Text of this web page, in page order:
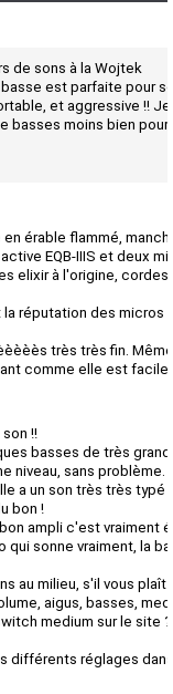
de sons à la Wojtek
est parfaite pour
et aggressive !! Je
basses moins bien pour
érable flammé,
EQB-IIIS et deux
elixir à l'origine,
réputation des micros
très très fin.
comme elle est facile
!!
basses de très
niveau, sans problème.
a un son très très typé
bon !
ampli c'est vraiment
qui sonne vraiment, la
au milieu, s'il vous plaît
aigus, basses,
medium sur le site
différents réglages